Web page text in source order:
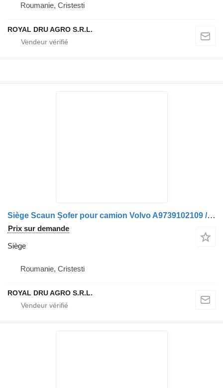
Roumanie, Cristesti
ROYAL DRU AGRO S.R.L.
Siège Scaun Șofer pour camion Volvo A9739102109 / A9739102802
Prix sur demande
Siège
Roumanie, Cristesti
ROYAL DRU AGRO S.R.L.